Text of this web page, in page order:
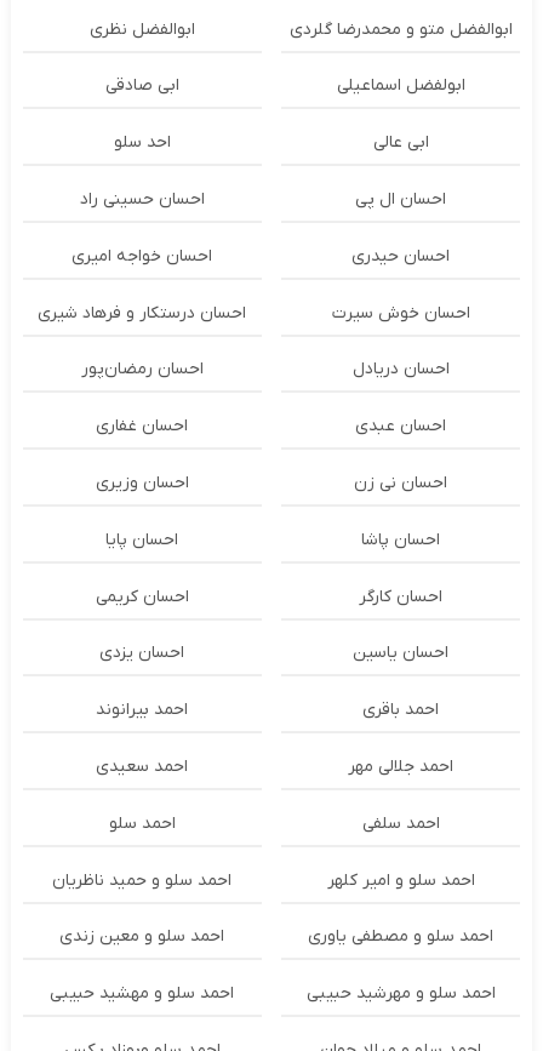
ابوالفضل متو و محمدرضا گلردی ابوالفضل نظری
ابولفضل اسماعیلی ابی صادقی
ابی عالی احد سلو
احسان ال پی احسان حسینی راد
احسان حیدری احسان خواجه امیری
احسان خوش سیرت احسان درستكار و فرهاد شيرى
احسان دریادل احسان رمضان‌پور
احسان عبدی احسان غفاری
احسان نی زن احسان وزیری
احسان پاشا احسان پایا
احسان کارگر احسان کریمی
احسان یاسین احسان یزدی
احمد باقری احمد بیرانوند
احمد جلالی مهر احمد سعیدی
احمد سلفی احمد سلو
احمد سلو و امیر کلهر احمد سلو و حمید ناظریان
احمد سلو و مصطفی یاوری احمد سلو و معین زندی
احمد سلو و مهرشید حبیبی احمد سلو و مهشید حبیبی